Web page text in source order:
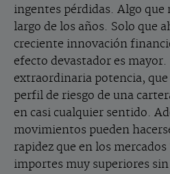
ingentes pérdidas. Algo que
largo de los años. Solo que
creciente innovación
efecto devastador es
extraordinaria potencia,
perfil de riesgo de una
en casi cualquier sentido.
movimientos pueden
rapidez que en los
importes muy superiores